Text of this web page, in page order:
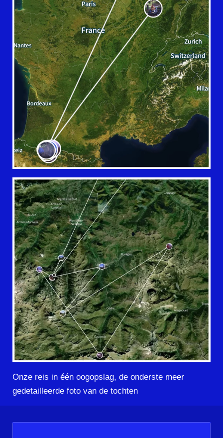
Onze reis in één oogopslag, de onderste meer
gedetailleerde foto van de tochten